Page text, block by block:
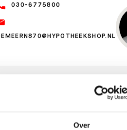
Over
030-6775800
Vul onderstaande gegeven in en